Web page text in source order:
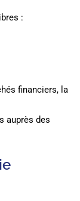
:
financiers, la
auprès des